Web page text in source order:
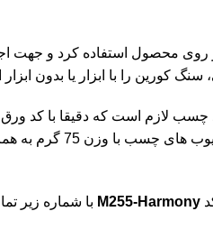
روی محصول استفاده کرد و
کورین را با ابزار یا بدون ابزار
چسب لازم است که دقیقا با کد
رقابتی تولید
M255-Harmony با شماره زیر